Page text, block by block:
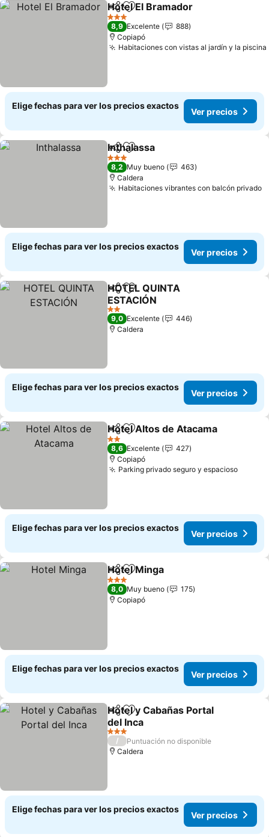
CompartirAgregar a favoritos
Hotel El Bramador
3 Estrellas
8,9 Excelente
888
Copiapó
Habitaciones con vistas al jardín y la piscina
Elige fechas para ver los precios exactos
Ver precios
CompartirAgregar a favoritos
Inthalassa
3 Estrellas
8,2 Muy bueno
463
Caldera
Habitaciones vibrantes con balcón privado
Elige fechas para ver los precios exactos
Ver precios
CompartirAgregar a favoritos
HOTEL QUINTA
ESTACIÓN
2 Estrellas
9,0 Excelente
446
Caldera
Elige fechas para ver los precios exactos
Ver precios
CompartirAgregar a favoritos
Hotel Altos de Atacama
2 Estrellas
8,6 Excelente
427
Copiapó
Parking privado seguro y espacioso
Elige fechas para ver los precios exactos
Ver precios
CompartirAgregar a favoritos
Hotel Minga
3 Estrellas
8,0 Muy bueno
175
Copiapó
Elige fechas para ver los precios exactos
Ver precios
CompartirAgregar a favoritos
Hotel y Cabañas Portal
del Inca
3 Estrellas
/
Puntuación no disponible
Caldera
Elige fechas para ver los precios exactos
Ver precios